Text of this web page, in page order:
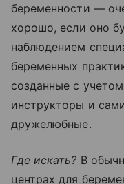
беременности —
хорошо, если оно
наблюдением
беременных
созданные с
инструкторы и
дружелюбные.
Где искать? В
центрах для